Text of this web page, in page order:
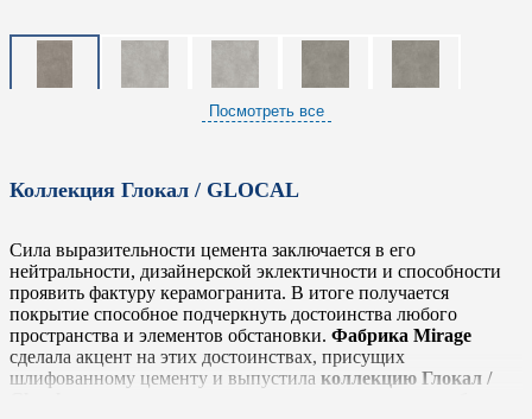
Посмотреть все
Коллекция Глокал / GLOCAL
Сила выразительности цемента заключается в его
нейтральности, дизайнерской эклектичности и способности
проявить фактуру керамогранита. В итоге получается
покрытие способное подчеркнуть достоинства любого
пространства и элементов обстановки. Фабрика Mirage
сделала акцент на этих достоинствах, присущих
шлифованному цементу и выпустила коллекцию Глокал /